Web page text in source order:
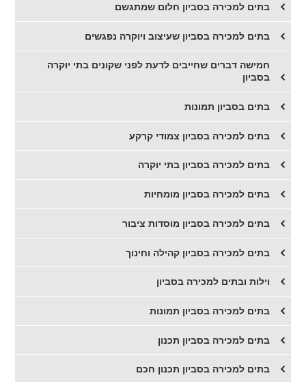
בתים למכירה בסביון חלום שמתגשם
בתים למכירה בסביון שעיצוב ויוקרה נפגשים
חמישה דברים שחייבים לדעת לפני שקונים בתי יוקרה
בסביון
בתים בסביון תמונות
בתים למכירה בסביון צמודי קרקע
בתים למכירה בסביון בתי יוקרה
בתים למכירה בסביון מומחיות
בתים למכירה בסביון מוסדות ציבור
בתים למכירה בסביון קהילה וחינוך
וילות ובתים למכירה בסביון
בתים למכירה בסביון תמונות
בתים למכירה בסביון תכנון
בתים למכירה בסביון תכנון חכם